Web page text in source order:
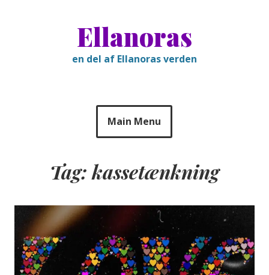
Ellanoras
en del af Ellanoras verden
Main Menu
Tag:kassetænkning